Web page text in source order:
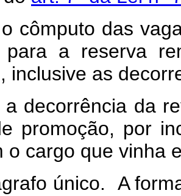
das vagas
para a reserva
inclusive as
da
promoção, por
o cargo que vinha
único. A